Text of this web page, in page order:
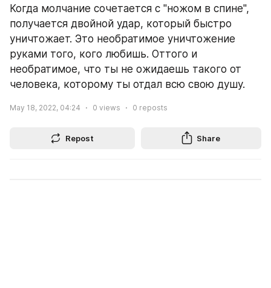
Когда молчание сочетается с "ножом в спине",
получается двойной удар, который быстро
уничтожает. Это необратимое уничтожение
руками того, кого любишь. Оттого и
необратимое, что ты не ожидаешь такого от
человека, которому ты отдал всю свою душу.
May 18, 2022, 04:24 0 views 0 reposts
Repost Share